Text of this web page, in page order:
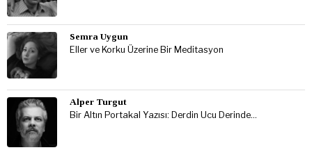
Semra Uygun
Eller ve Korku Üzerine Bir Meditasyon
Alper Turgut
Bir Altın Portakal Yazısı: Derdin Ucu Derinde…